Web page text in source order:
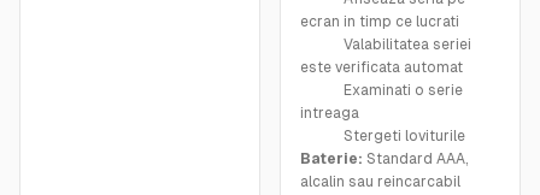
ecran in timp ce lucrati
Valabilitatea seriei
este verificata automat
Examinati o serie
intreaga
Stergeti loviturile
Baterie: Standard AAA,
alcalin sau reincarcabil